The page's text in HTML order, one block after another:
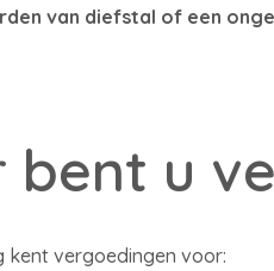
van diefstal of een
u
kent vergoedingen voor: